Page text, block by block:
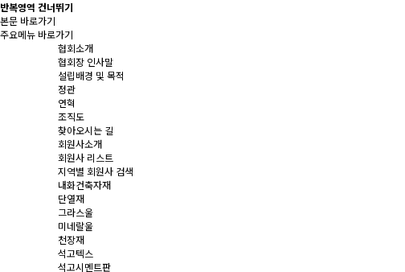
반복영역 건너뛰기
본문 바로가기
주요메뉴 바로가기
협회소개
협회장 인사말
설립배경 및 목적
정관
연혁
조직도
찾아오시는 길
회원사소개
회원사 리스트
지역별 회원사 검색
내화건축자재
단열재
그라스울
미네랄울
천장재
석고텍스
석고시멘트판